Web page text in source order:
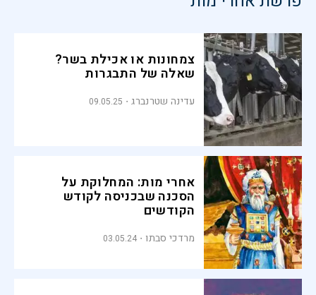
צמחונות או אכילת בשר?
שאלה של התבגרות
עדינה שטרנברג 09.05.25
אחרי מות: המחלוקת על
הסכנה שבכניסה לקודש
הקודשים
מרדכי סבתו 03.05.24